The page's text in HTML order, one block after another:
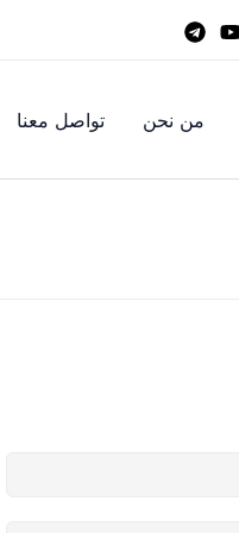
من نحن تواصل معنا